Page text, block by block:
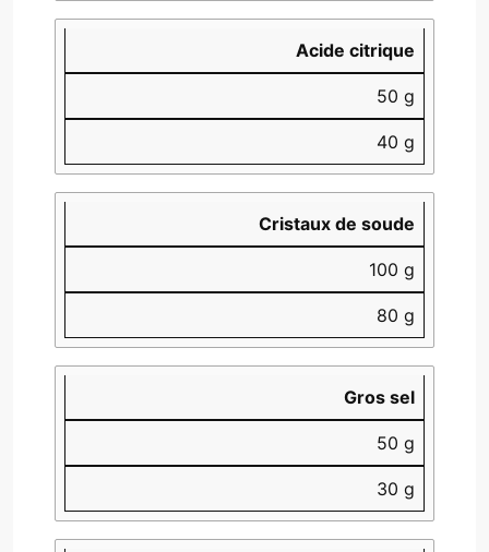
Acide citrique
50 g
40 g
Cristaux de soude
100 g
80 g
Gros sel
50 g
30 g